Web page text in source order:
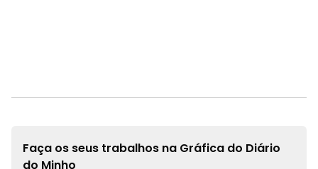
Faça os seus trabalhos na Gráfica do Diário
do Minho